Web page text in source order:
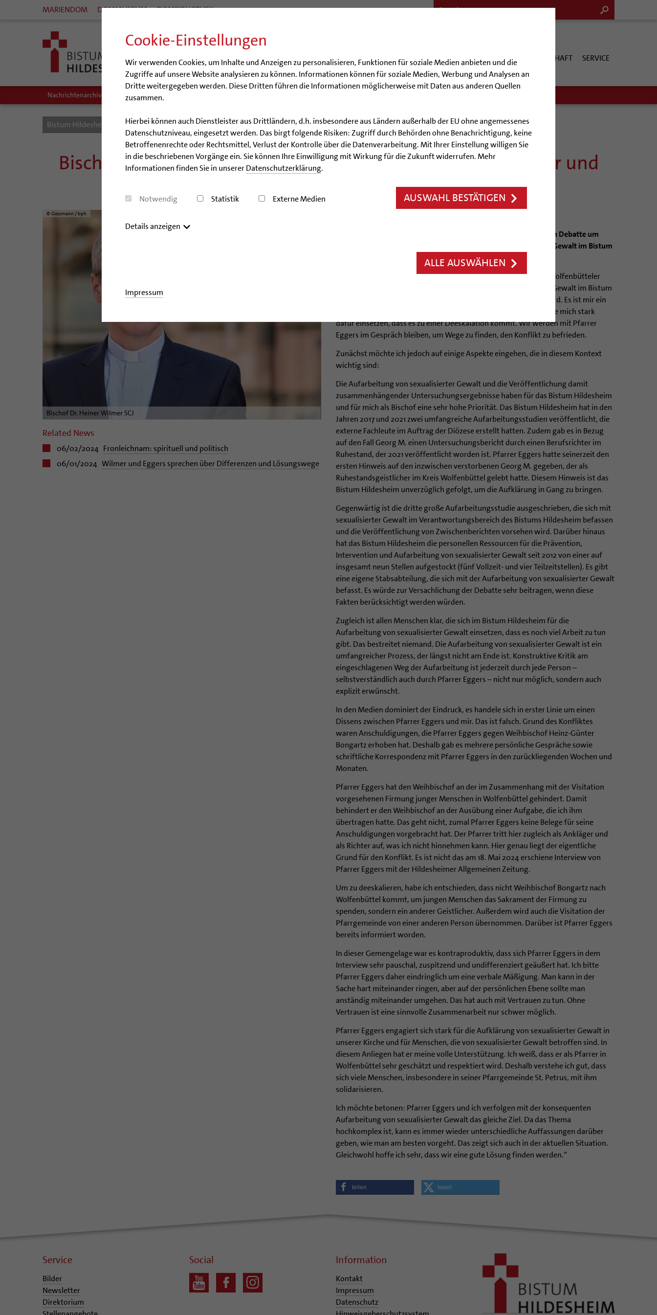
Cookie-Einstellungen
Wir verwenden Cookies, um Inhalte und Anzeigen zu personalisieren, Funktionen für soziale Medien anbieten und die
Zugriffe auf unsere Website analysieren zu können. Informationen können für soziale Medien, Werbung und Analysen an
Dritte weitergegeben werden. Diese Dritten führen die Informationen möglicherweise mit Daten aus anderen Quellen
zusammen.
Hierbei können auch Dienstleister aus Drittländern, d.h. insbesondere aus Ländern außerhalb der EU ohne angemessenes
Datenschutzniveau, eingesetzt werden. Das birgt folgende Risiken: Zugriff durch Behörden ohne Benachrichtigung, keine
Betroffenenrechte oder Rechtsmittel, Verlust der Kontrolle über die Datenverarbeitung. Mit Ihrer Einstellung willigen Sie
in die beschriebenen Vorgänge ein. Sie können Ihre Einwilligung mit Wirkung für die Zukunft widerrufen. Mehr
Informationen finden Sie in unsererDatenschutzerklärung.
Notwendig Statistik Externe Medien AUSWAHL BESTÄTIGEN
Details anzeigen
ALLE AUSWÄHLEN
Impressum
MARIENDOM DOMMUSEUM DOMBIBLIOTHEK
BISTUM BERATUNG & HILFE BILDUNG & KULTUR KIRCHE & GESELLSCHAFT SERVICE
Nachrichtenarchiv Audio/Podcasts
Bistum Hildesheim Bistum Nachrichten Artikel
Bischof nimmt Stellung zur öffentlichen Debatte um Pfarrer und
Missbrauchs-Aufarbeitung.
© Gossmann / bph
Bischof Dr. Heiner Wilmer SCJ
Related News
06/02/2024 Fronleichnam: spirituell und politisch
06/01/2024 Wilmer und Eggers sprechen über Differenzen und Lösungswege
Die Stellungnahme von Bischof Dr. Heiner Wilmer zur öffentlichen Debatte um
Pfarrer Matthias Eggers und zur Aufarbeitung von sexualisierter Gewalt im Bistum
„In den vergangenen Tagen ist eine öffentliche Debatte um den Wolfenbütteler
Pfarrer Matthias Eggers und die Aufarbeitung von sexualisierter Gewalt im Bistum
Hildesheim entstanden, die emotional und aufgeheizt geführt wird. Es ist mir ein
sehr großes Anliegen, dass sich diese Situation beruhigt. Ich werde mich stark
dafür einsetzen, dass es zu einer Deeskalation kommt. Wir werden mit Pfarrer
Eggers im Gespräch bleiben, um Wege zu finden, den Konflikt zu befrieden.
Zunächst möchte ich jedoch auf einige Aspekte eingehen, die in diesem Kontext
wichtig sind:
Die Aufarbeitung von sexualisierter Gewalt und die Veröffentlichung damit
zusammenhängender Untersuchungsergebnisse haben für das Bistum Hildesheim
und für mich als Bischof eine sehr hohe Priorität. Das Bistum Hildesheim hat in den
Jahren 2017 und 2021 zwei umfangreiche Aufarbeitungsstudien veröffentlicht, die
externe Fachleute im Auftrag der Diözese erstellt hatten. Zudem gab es in Bezug
auf den Fall Georg M. einen Untersuchungsbericht durch einen Berufsrichter im
Ruhestand, der 2021 veröffentlicht worden ist. Pfarrer Eggers hatte seinerzeit den
ersten Hinweis auf den inzwischen verstorbenen Georg M. gegeben, der als
Ruhestandsgeistlicher im Kreis Wolfenbüttel gelebt hatte. Diesem Hinweis ist das
Bistum Hildesheim unverzüglich gefolgt, um die Aufklärung in Gang zu bringen.
Gegenwärtig ist die dritte große Aufarbeitungsstudie ausgeschrieben, die sich mit
sexualisierter Gewalt im Verantwortungsbereich des Bistums Hildesheim befassen
und die Veröffentlichung von Zwischenberichten vorsehen wird. Darüber hinaus
hat das Bistum Hildesheim die personellen Ressourcen für die Prävention,
Intervention und Aufarbeitung von sexualisierter Gewalt seit 2012 von einer auf
insgesamt neun Stellen aufgestockt (fünf Vollzeit- und vier Teilzeitstellen). Es gibt
eine eigene Stabsabteilung, die sich mit der Aufarbeitung von sexualisierter Gewalt
befasst. Es würde zur Versachlichung der Debatte sehr beitragen, wenn diese
Fakten berücksichtigt werden würden.
Zugleich ist allen Menschen klar, die sich im Bistum Hildesheim für die
Aufarbeitung von sexualisierter Gewalt einsetzen, dass es noch viel Arbeit zu tun
gibt. Das bestreitet niemand. Die Aufarbeitung von sexualisierter Gewalt ist ein
umfangreicher Prozess, der längst nicht am Ende ist. Konstruktive Kritik am
eingeschlagenen Weg der Aufarbeitung ist jederzeit durch jede Person –
selbstverständlich auch durch Pfarrer Eggers – nicht nur möglich, sondern auch
explizit erwünscht.
In den Medien dominiert der Eindruck, es handele sich in erster Linie um einen
Dissens zwischen Pfarrer Eggers und mir. Das ist falsch. Grund des Konfliktes
waren Anschuldigungen, die Pfarrer Eggers gegen Weihbischof Heinz-Günter
Bongartz erhoben hat. Deshalb gab es mehrere persönliche Gespräche sowie
schriftliche Korrespondenz mit Pfarrer Eggers in den zurückliegenden Wochen und
Monaten.
Pfarrer Eggers hat den Weihbischof an der im Zusammenhang mit der Visitation
vorgesehenen Firmung junger Menschen in Wolfenbüttel gehindert. Damit
behindert er den Weihbischof an der Ausübung einer Aufgabe, die ich ihm
übertragen hatte. Das geht nicht, zumal Pfarrer Eggers keine Belege für seine
Anschuldigungen vorgebracht hat. Der Pfarrer tritt hier zugleich als Ankläger und
als Richter auf, was ich nicht hinnehmen kann. Hier genau liegt der eigentliche
Grund für den Konflikt. Es ist nicht das am 18. Mai 2024 erschiene Interview von
Pfarrer Eggers mit der Hildesheimer Allgemeinen Zeitung.
Um zu deeskalieren, habe ich entschieden, dass nicht Weihbischof Bongartz nach
Wolfenbüttel kommt, um jungen Menschen das Sakrament der Firmung zu
spenden, sondern ein anderer Geistlicher. Außerdem wird auch die Visitation der
Pfarrgemeinde von einer anderen Person übernommen. Darüber ist Pfarrer Eggers
bereits informiert worden.
In dieser Gemengelage war es kontraproduktiv, dass sich Pfarrer Eggers in dem
Interview sehr pauschal, zuspitzend und undifferenziert geäußert hat. Ich bitte
Pfarrer Eggers daher eindringlich um eine verbale Mäßigung. Man kann in der
Sache hart miteinander ringen, aber auf der persönlichen Ebene sollte man
anständig miteinander umgehen. Das hat auch mit Vertrauen zu tun. Ohne
Vertrauen ist eine sinnvolle Zusammenarbeit nur schwer möglich.
Pfarrer Eggers engagiert sich stark für die Aufklärung von sexualisierter Gewalt in
unserer Kirche und für Menschen, die von sexualisierter Gewalt betroffen sind. In
diesem Anliegen hat er meine volle Unterstützung. Ich weiß, dass er als Pfarrer in
Wolfenbüttel sehr geschätzt und respektiert wird. Deshalb verstehe ich gut, dass
sich viele Menschen, insbesondere in seiner Pfarrgemeinde St. Petrus, mit ihm
solidarisieren.
Ich möchte betonen: Pfarrer Eggers und ich verfolgen mit der konsequenten
Aufarbeitung von sexualisierter Gewalt das gleiche Ziel. Da das Thema
hochkomplex ist, kann es immer wieder unterschiedliche Auffassungen darüber
geben, wie man am besten vorgeht. Das zeigt sich auch in der aktuellen Situation.
Gleichwohl hoffe ich sehr, dass wir eine gute Lösung finden werden.“
teilen tweet
Service
Bilder
Newsletter
Direktorium
Social Information
Kontakt
Impressum
Datenschutz